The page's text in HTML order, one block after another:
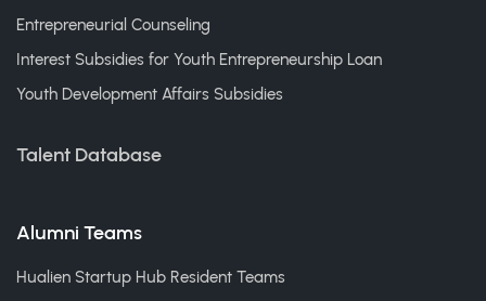
Entrepreneurial Counseling
Interest Subsidies for Youth Entrepreneurship Loan
Youth Development Affairs Subsidies
Talent Database
Alumni Teams
Hualien Startup Hub Resident Teams